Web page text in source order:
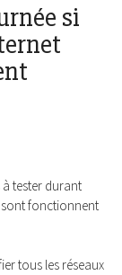
si
tester durant
sont fonctionnent
tous les réseaux